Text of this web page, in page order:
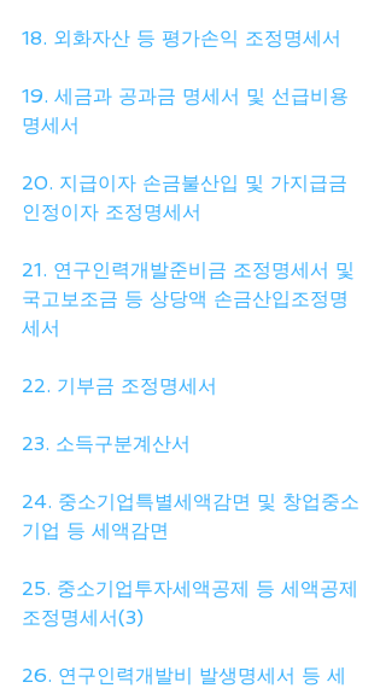
18. 외화자산 등 평가손익 조정명세서
19. 세금과 공과금 명세서 및 선급비용
명세서
20. 지급이자 손금불산입 및 가지급금
인정이자 조정명세서
21. 연구인력개발준비금 조정명세서 및
국고보조금 등 상당액 손금산입조정명
세서
22. 기부금 조정명세서
23. 소득구분계산서
24. 중소기업특별세액감면 및 창업중소
기업 등 세액감면
25. 중소기업투자세액공제 등 세액공제
조정명세서(3)
26. 연구인력개발비 발생명세서 등 세